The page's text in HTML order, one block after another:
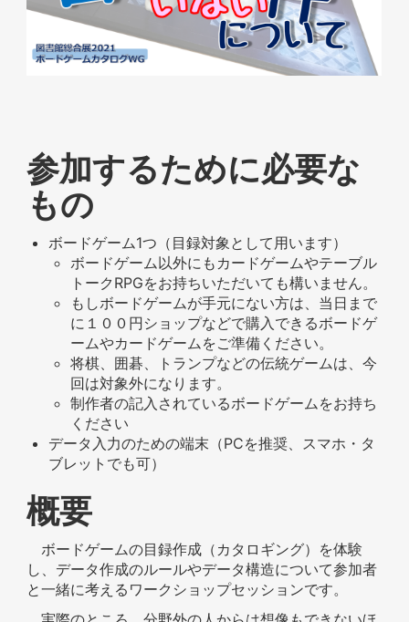
参加するために必要な
もの
ボードゲーム1つ（目録対象として用います）
ボードゲーム以外にもカードゲームやテーブル
トークRPGをお持ちいただいても構いません。
もしボードゲームが手元にない方は、当日まで
に１００円ショップなどで購入できるボードゲ
ームやカードゲームをご準備ください。
将棋、囲碁、トランプなどの伝統ゲームは、今
回は対象外になります。
制作者の記入されているボードゲームをお持ち
ください
データ入力のための端末（PCを推奨、スマホ・タ
ブレットでも可）
概要
ボードゲームの目録作成（カタロギング）を体験
し、データ作成のルールやデータ構造について参加者
と一緒に考えるワークショップセッションです。